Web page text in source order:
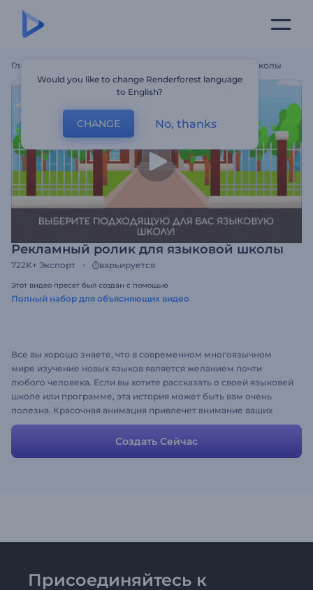
Главная Рекламный Ролик Для Языковой Школы
Рекламный ролик для языковой школы
722K+ Экспорт варьируется
Этот видео пресет был создан с помощью
Полный набор для объясняющих видео
Все вы хорошо знаете, что в современном многоязычном
мире изучение новых языков является желанием почти
любого человека. Если вы хотите рассказать о своей языковей
школе или программе, эта история может быть вам очень
полезна. Красочная анимация привлечет внимание ваших
будущих учеников, а хорошо сформулированное введение
обеспечит повышенный интерес к вашей школе или курсу.
Используйте историю как она есть, либо немного измените
Создать Сейчас
Присоединяйтесь к
Would you like to change Renderforest language
to English?
CHANGE No, thanks